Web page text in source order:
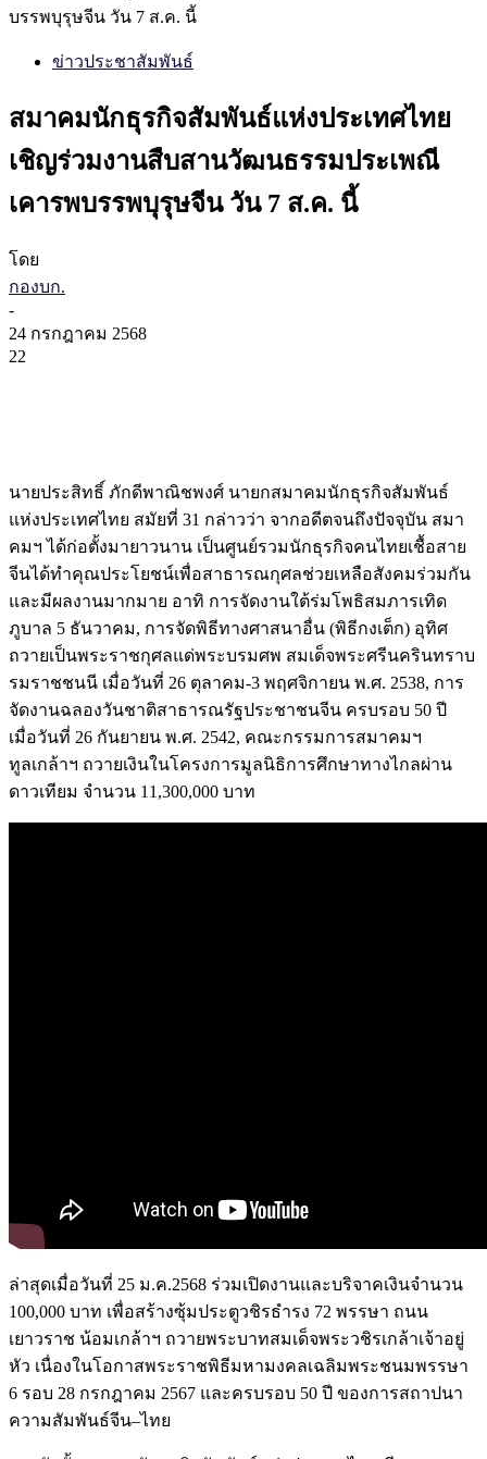
บรรพบุรุษจีน วัน 7 ส.ค. นี้
ข่าวประชาสัมพันธ์
สมาคมนักธุรกิจสัมพันธ์แห่งประเทศไทย
เชิญร่วมงานสืบสานวัฒนธรรมประเพณี
เคารพบรรพบุรุษจีน วัน 7 ส.ค. นี้
โดย
กองบก.
-
24 กรกฎาคม 2568
22
นายประสิทธิ์ ภักดีพาณิชพงศ์ นายกสมาคมนักธุรกิจสัมพันธ์
แห่งประเทศไทย สมัยที่ 31 กล่าวว่า จากอดีตจนถึงปัจจุบัน สมา
คมฯ ได้ก่อตั้งมายาวนาน เป็นศูนย์รวมนักธุรกิจคนไทยเชื้อสาย
จีนได้ทำคุณประโยชน์เพื่อสาธารณกุศลช่วยเหลือสังคมร่วมกัน
และมีผลงานมากมาย อาทิ การจัดงานใต้ร่มโพธิสมภารเทิด
ภูบาล 5 ธันวาคม, การจัดพิธีทางศาสนาอื่น (พิธีกงเต็ก) อุทิศ
ถวายเป็นพระราชกุศลแด่พระบรมศพ สมเด็จพระศรีนครินทราบ
รมราชชนนี เมื่อวันที่ 26 ตุลาคม-3 พฤศจิกายน พ.ศ. 2538, การ
จัดงานฉลองวันชาติสาธารณรัฐประชาชนจีน ครบรอบ 50 ปี
เมื่อวันที่ 26 กันยายน พ.ศ. 2542, คณะกรรมการสมาคมฯ
ทูลเกล้าฯ ถวายเงินในโครงการมูลนิธิการศึกษาทางไกลผ่าน
ดาวเทียม จำนวน 11,300,000 บาท
ล่าสุดเมื่อวันที่ 25 ม.ค.2568 ร่วมเปิดงานและบริจาคเงินจำนวน
100,000 บาท เพื่อสร้างซุ้มประตูวชิรธำรง 72 พรรษา ถนน
เยาวราช น้อมเกล้าฯ ถวายพระบาทสมเด็จพระวชิรเกล้าเจ้าอยู่
หัว เนื่องในโอกาสพระราชพิธีมหามงคลเฉลิมพระชนมพรรษา
6 รอบ 28 กรกฎาคม 2567 และครบรอบ 50 ปี ของการสถาปนา
ความสัมพันธ์จีน–ไทย